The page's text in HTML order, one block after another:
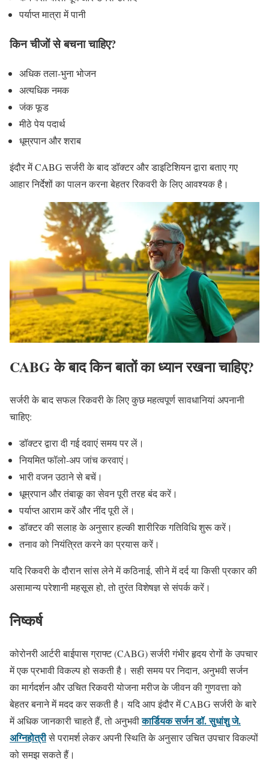
पर्याप्त मात्रा में पानी
किन चीजों से बचना चाहिए?
अधिक तला-भुना भोजन
अत्यधिक नमक
जंक फूड
मीठे पेय पदार्थ
धूम्रपान और शराब
इंदौर में CABG सर्जरी के बाद डॉक्टर और डाइटिशियन द्वारा बताए गए
आहार निर्देशों का पालन करना बेहतर रिकवरी के लिए आवश्यक है।
CABG के बाद किन बातों का ध्यान रखना चाहिए?
सर्जरी के बाद सफल रिकवरी के लिए कुछ महत्वपूर्ण सावधानियां अपनानी
चाहिए:
डॉक्टर द्वारा दी गई दवाएं समय पर लें।
नियमित फॉलो-अप जांच करवाएं।
भारी वजन उठाने से बचें।
धूम्रपान और तंबाकू का सेवन पूरी तरह बंद करें।
पर्याप्त आराम करें और नींद पूरी लें।
डॉक्टर की सलाह के अनुसार हल्की शारीरिक गतिविधि शुरू करें।
तनाव को नियंत्रित करने का प्रयास करें।
यदि रिकवरी के दौरान सांस लेने में कठिनाई, सीने में दर्द या किसी प्रकार की
असामान्य परेशानी महसूस हो, तो तुरंत विशेषज्ञ से संपर्क करें।
निष्कर्ष
कोरोनरी आर्टरी बाईपास ग्राफ्ट (CABG) सर्जरी गंभीर हृदय रोगों के उपचार
में एक प्रभावी विकल्प हो सकती है। सही समय पर निदान, अनुभवी सर्जन
का मार्गदर्शन और उचित रिकवरी योजना मरीज के जीवन की गुणवत्ता को
बेहतर बनाने में मदद कर सकती है। यदि आप इंदौर में CABG सर्जरी के बारे
में अधिक जानकारी चाहते हैं, तो अनुभवीकार्डियक सर्जन डॉ. सुधांशु जे.
अग्निहोत्रीसे परामर्श लेकर अपनी स्थिति के अनुसार उचित उपचार विकल्पों
को समझ सकते हैं।